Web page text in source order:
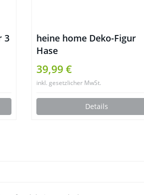
3
heine home Deko-Figur
Hase
39,99 €
inkl. gesetzlicher MwSt.
Details